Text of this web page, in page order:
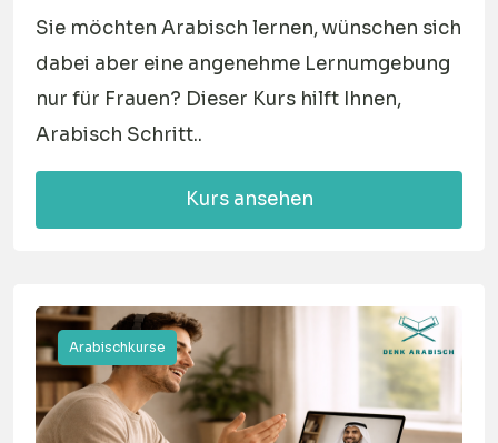
Sie möchten Arabisch lernen, wünschen sich
dabei aber eine angenehme Lernumgebung
nur für Frauen? Dieser Kurs hilft Ihnen,
Arabisch Schritt..
Kurs ansehen
Arabischkurse